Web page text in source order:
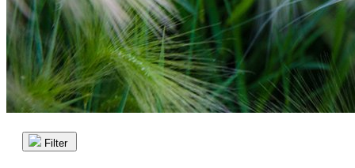
Filter